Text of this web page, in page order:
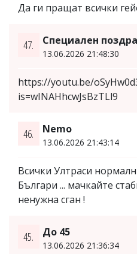
Да ги пращат всички
47. Специален
13.06.2026 21:48:30
https://youtu.be/
is=wINAHhcwJsBzTLl9
46. Nemo
13.06.2026 21:43:14
Всички Ултраси
Българи ... мачкайте
ненужна сган !
45. До 45
13.06.2026 21:36:34